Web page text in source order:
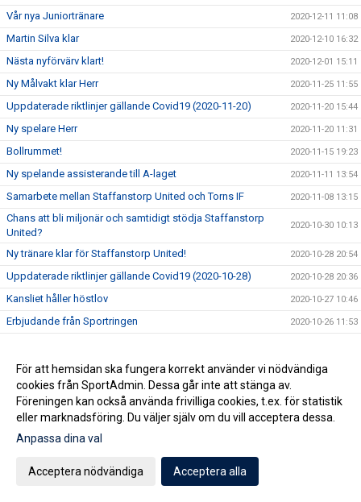
Vår nya Juniortränare 2020-12-11 11:08
Martin Silva klar 2020-12-10 16:32
Nästa nyförvärv klart! 2020-12-01 15:11
Ny Målvakt klar Herr 2020-11-25 11:55
Uppdaterade riktlinjer gällande Covid19 (2020-11-20) 2020-11-20 15:44
Ny spelare Herr 2020-11-20 11:31
Bollrummet! 2020-11-15 19:23
Ny spelande assisterande till A-laget 2020-11-11 13:54
Samarbete mellan Staffanstorp United och Torns IF 2020-11-08 13:15
Chans att bli miljonär och samtidigt stödja Staffanstorp
United?
2020-10-30 10:13
Ny tränare klar för Staffanstorp United! 2020-10-28 20:54
Uppdaterade riktlinjer gällande Covid19 (2020-10-28) 2020-10-28 20:36
Kansliet håller höstlov 2020-10-27 10:46
Erbjudande från Sportringen 2020-10-26 11:53
Kansliet nästa vecka 2020-10-16 13:09
Minnesstund för Björn Christensen 2020-09-28 11:26
Uppmaning om säkerhet 2020-09-18 13:37
Minnesstund för Jörgen Månsson
Jörgen Månsson har avlidit
För att hemsidan ska fungera korrekt använder vi nödvändiga
cookies från SportAdmin. Dessa går inte att stänga av.
Föreningen kan också använda frivilliga cookies, t.ex. för statistik
eller marknadsföring. Du väljer själv om du vill acceptera dessa.
Anpassa dina val
Acceptera nödvändiga Acceptera alla